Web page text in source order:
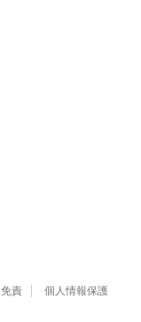
免責
個人情報保護